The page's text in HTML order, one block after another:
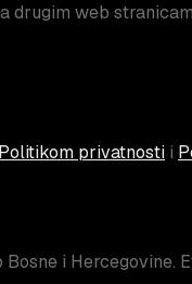
drugim web
Politikom privatnosti i
i Hercegovine.